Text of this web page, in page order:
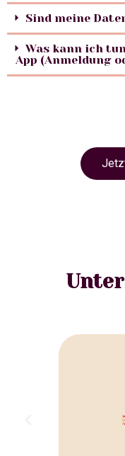
Sind meine
Was kann ich
App (Anmeldung